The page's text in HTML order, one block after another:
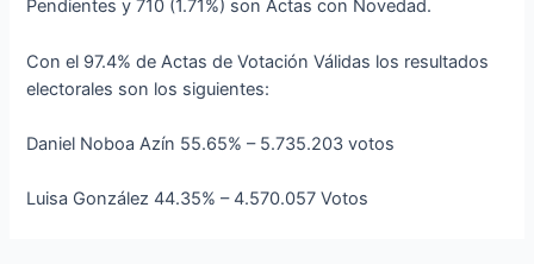
Pendientes y 710 (1.71%) son Actas con Novedad.
Con el 97.4% de Actas de Votación Válidas los resultados
electorales son los siguientes:
Daniel Noboa Azín 55.65% – 5.735.203 votos
Luisa González 44.35% – 4.570.057 Votos